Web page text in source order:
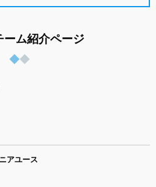
ーム紹介ページ
アユース